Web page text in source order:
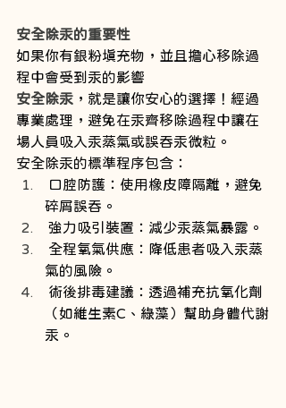
安全除汞的重要性
如果你有銀粉填充物，並且擔心移除過
程中會受到汞的影響
安全除汞 ，就是讓你安心的選擇！經過
專業處理，避免在汞齊移除過程中讓在
場人員吸入汞蒸氣或誤吞汞微粒。
安全除汞的標準程序包含：
口腔防護：使用橡皮障隔離，避免
碎屑誤吞。
強力吸引裝置：減少汞蒸氣暴露。
全程氧氣供應：降低患者吸入汞蒸
氣的風險。
術後排毒建議：透過補充抗氧化劑
（如維生素C、綠藻）幫助身體代謝
汞。